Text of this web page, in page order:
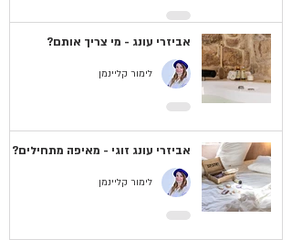
אביזרי עונג - מי צריך אותם?
לימור קליינמן
אביזרי עונג זוגי - מאיפה מתחילים?
לימור קליינמן